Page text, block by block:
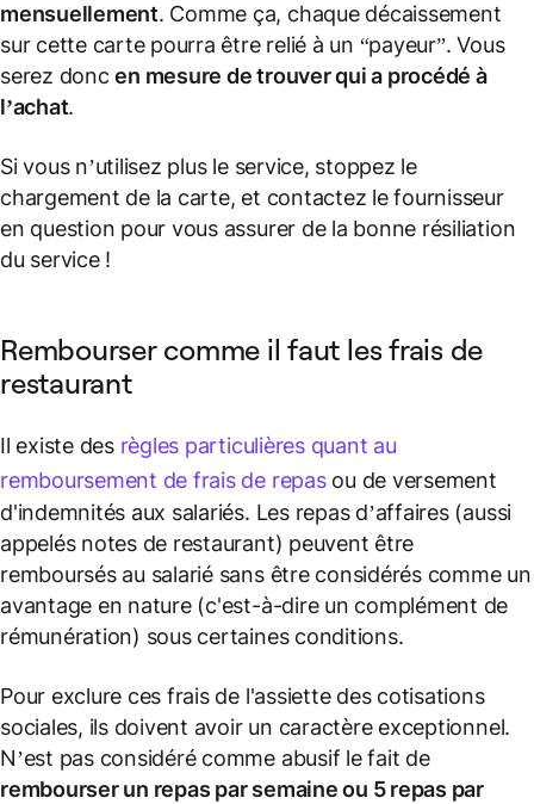
mensuellement. Comme ça, chaque décaissement
sur cette carte pourra être relié à un “payeur”. Vous
serez doncen mesure de trouver qui a procédé à
l’achat.
Si vous n’utilisez plus le service, stoppez le
chargement de la carte, et contactez le fournisseur
en question pour vous assurer de la bonne résiliation
du service !
Rembourser comme il faut les frais de
restaurant
Il existe des règles particulières quant au
remboursement de frais de repasou de versement
d'indemnités aux salariés. Les repas d’affaires (aussi
appelés notes de restaurant) peuvent être
remboursés au salarié sans être considérés comme un
avantage en nature (c'est-à-dire un complément de
rémunération) sous certaines conditions.
Pour exclure ces frais de l'assiette des cotisations
sociales, ils doivent avoir un caractère exceptionnel.
N’est pas considéré comme abusif le fait de
rembourser un repas par semaine ou 5 repas par